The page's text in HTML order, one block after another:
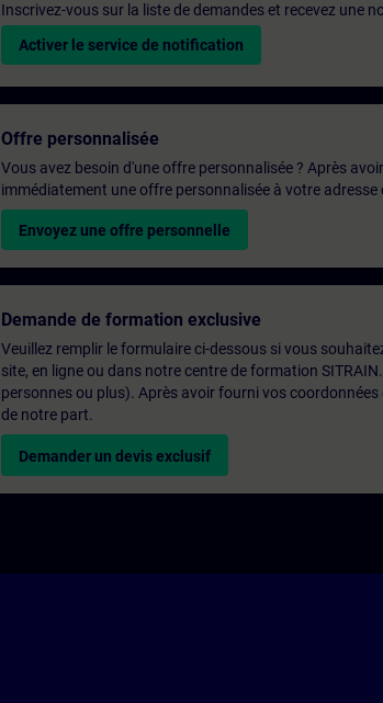
Inscrivez-vous sur la liste de demandes et recevez une
Activer le service de notification
Offre personnalisée
Vous avez besoin d'une offre personnalisée ? Après
immédiatement une offre personnalisée à votre adresse
Envoyez une offre personnelle
Demande de formation exclusive
Veuillez remplir le formulaire ci-dessous si vous
site, en ligne ou dans notre centre de formation
personnes ou plus). Après avoir fourni vos
de notre part.
Demander un devis exclusif